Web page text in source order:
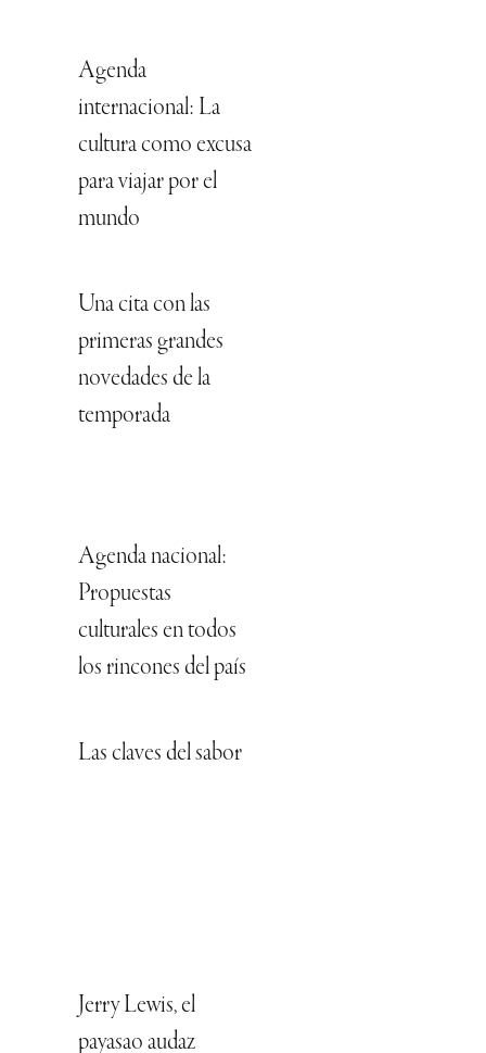
Agenda
internacional: La
cultura como excusa
para viajar por el
mundo
Una cita con las
primeras grandes
novedades de la
temporada
Agenda nacional:
Propuestas
culturales en todos
los rincones del país
Las claves del sabor
Jerry Lewis, el
payasao audaz